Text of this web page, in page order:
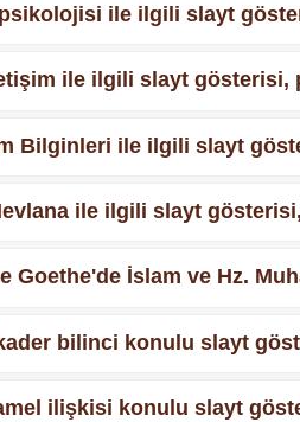
ile ilgili slayt
ile ilgili slayt gösterisi,
Bilginleri ile ilgili slayt
ile ilgili slayt
Goethe'de İslam ve Hz.
bilinci konulu slayt
ilişkisi konulu slayt